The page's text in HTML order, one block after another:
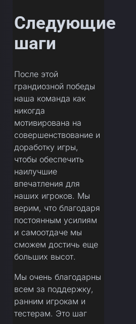
Следующие
шаги
После этой
грандиозной победы
наша команда как
никогда
мотивирована на
совершенствование и
доработку игры,
чтобы обеспечить
наилучшие
впечатления для
наших игроков. Мы
верим, что благодаря
постоянным усилиям
и самоотдаче мы
сможем достичь еще
больших высот.
Мы очень благодарны
всем за поддержку,
ранним игрокам и
тестерам. Это шаг